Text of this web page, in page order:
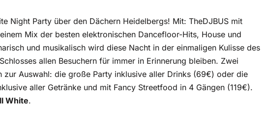
Night Party über den Dächern Heidelbergs! Mit: TheDJBUS mit
Mix der besten elektronischen Dancefloor-Hits, House und
und musikalisch wird diese Nacht in der einmaligen Kulisse des
allen Besuchern für immer in Erinnerung bleiben. Zwei
zur Auswahl: die große Party inklusive aller Drinks (69€) oder die
aller Getränke und mit Fancy Streetfood in 4 Gängen (119€).
White.